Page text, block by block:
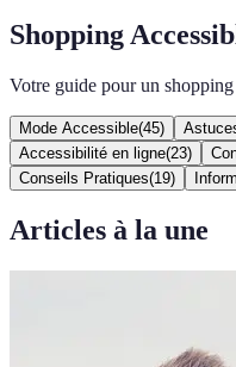
Shopping
Votre guide pour un
Mode Accessible(45)
Accessibilité en ligne(23)
Conseils Pratiques(19)
Articles à la une